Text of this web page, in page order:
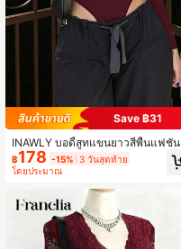
Save ฿31
INAWLY บอดี้สูทแขนยาวสีพื้นแฟชั่น
สำหรับผู้หญิง, ฤดูใบไม้ร่วง
฿178 -15% 3 วันสุดท้าย
โดยประมาณ